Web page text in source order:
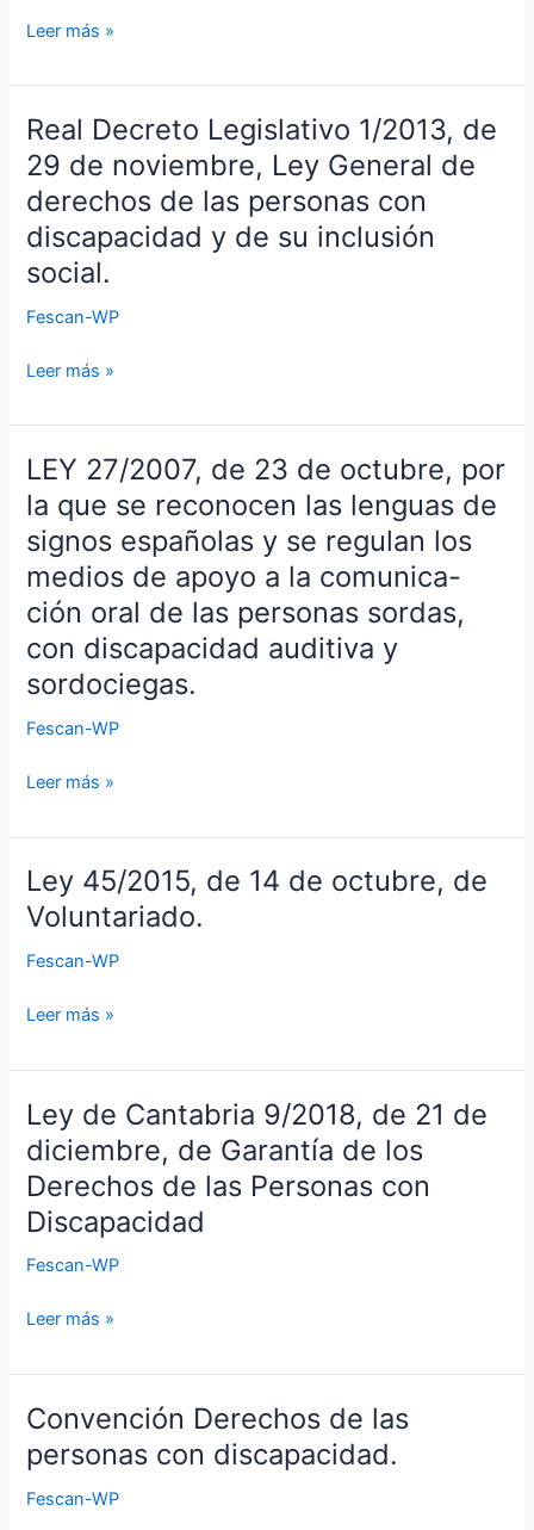
del
situación
dependencia.
marzo,
Servicios
Sociales
(Actualizada
fecha
de
1
enero
2014).
Leer más »
Real Decreto Legislativo 1/2013, de
29 de noviembre, Ley General de
derechos de las personas con
discapacidad y de su inclusión
social.
Fescan-WP
Real
Decreto
Legislativo
1/2013,
de
29
noviembre,
General
las
personas
con
discapacidad
y
de
inclusión
social.
Leer más »
LEY 27/2007, de 23 de octubre, por
la que se reconocen las lenguas de
signos españolas y se regulan los
medios de apoyo a la comunica-
ción oral de las personas sordas,
con discapacidad auditiva y
sordociegas.
Fescan-WP
LEY
27/2007,
de
23
de
octubre,
la
que
se
las
de
signos
españolas
y
se
los
de
a
la
comunica-
ción
oral
de
personas
con
discapacidad
y
sordociegas.
Leer más »
Ley 45/2015, de 14 de octubre, de
Voluntariado.
Fescan-WP
Ley
45/2015,
14
octubre,
Voluntariado.
Leer más »
Ley de Cantabria 9/2018, de 21 de
diciembre, de Garantía de los
Derechos de las Personas con
Discapacidad
Fescan-WP
Ley
de
Cantabria
9/2018,
de
21
diciembre,
los
Derechos
las
Leer más »
Convención Derechos de las
personas con discapacidad.
Fescan-WP
Convención
Derechos
de
las